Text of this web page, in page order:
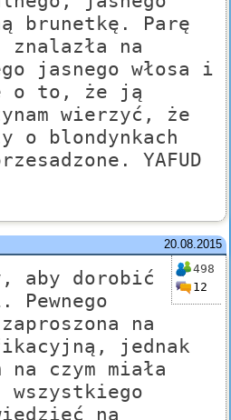
brunetkę. Parę
na
jasnego włosa i
o to, że ją
wierzyć, że
o blondynkach
YAFUD
20.08.2015
498
12
aby dorobić
Pewnego
na
jednak
czym miała
wszystkiego
na